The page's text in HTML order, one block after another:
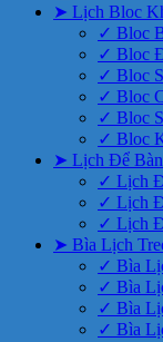
➤ Lịch Bloc
✓ Bloc
✓ Bloc
✓ Bloc
✓ Bloc
✓ Bloc
✓ Bloc
➤ Lịch Để Bàn
✓ Lịch
✓ Lịch
✓ Lịch
➤ Bìa Lịch
✓ Bìa
✓ Bìa
✓ Bìa
✓ Bìa